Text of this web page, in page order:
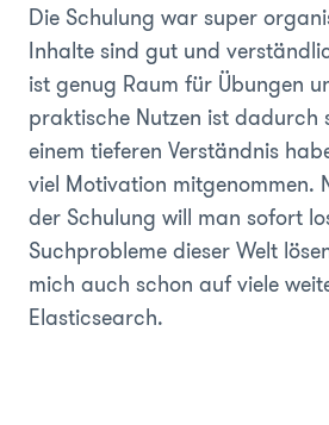
Die Schulung war super
Inhalte sind gut und
ist genug Raum für Übungen
praktische Nutzen ist dadurch
einem tieferen Verständnis
viel Motivation mitgenommen.
der Schulung will man sofort
Suchprobleme dieser Welt
mich auch schon auf viele
Elasticsearch.